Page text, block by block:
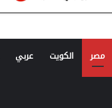
مصر الكويت عربي